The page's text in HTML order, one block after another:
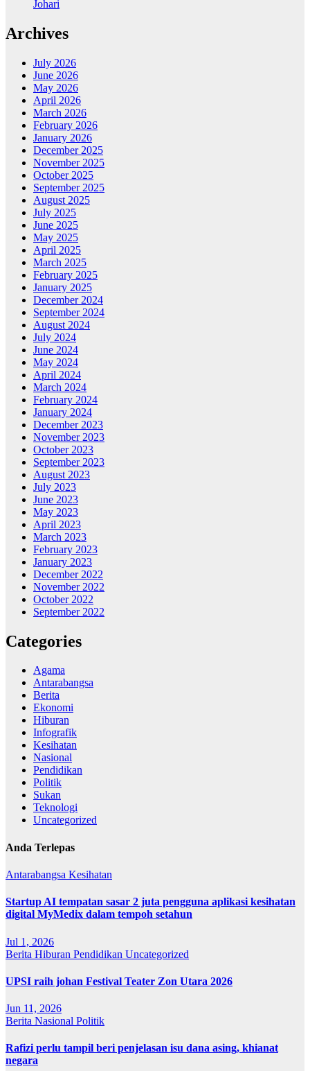
Johari
Archives
July 2026
June 2026
May 2026
April 2026
March 2026
February 2026
January 2026
December 2025
November 2025
October 2025
September 2025
August 2025
July 2025
June 2025
May 2025
April 2025
March 2025
February 2025
January 2025
December 2024
September 2024
August 2024
July 2024
June 2024
May 2024
April 2024
March 2024
February 2024
January 2024
December 2023
November 2023
October 2023
September 2023
August 2023
July 2023
June 2023
May 2023
April 2023
March 2023
February 2023
January 2023
December 2022
November 2022
October 2022
September 2022
Categories
Agama
Antarabangsa
Berita
Ekonomi
Hiburan
Infografik
Kesihatan
Nasional
Pendidikan
Politik
Sukan
Teknologi
Uncategorized
Anda Terlepas
Antarabangsa Kesihatan
Startup AI tempatan sasar 2 juta pengguna aplikasi kesihatan
digital MyMedix dalam tempoh setahun
Jul 1, 2026
Berita Hiburan Pendidikan Uncategorized
UPSI raih johan Festival Teater Zon Utara 2026
Jun 11, 2026
Berita Nasional Politik
Rafizi perlu tampil beri penjelasan isu dana asing, khianat
negara